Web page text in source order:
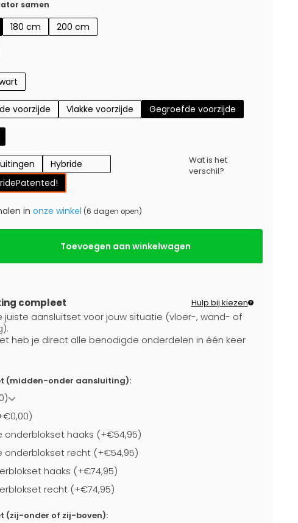
samen
180 cm 200 cm
voorzijde Vlakke voorzijde Gegroefde voorzijde
Hybride
Patented!
Wat is het
verschil?
in onze winkel (6 dagen open)
Toevoegen aan winkelwagen
compleet Hulp bij kiezen
juiste aansluitset voor jouw situatie (vloer-, wand- of
heb je direct alle benodigde onderdelen in één keer
(midden-onder aansluiting):
onderblokset haaks (+€54,95)
onderblokset recht (+€54,95)
haaks (+€74,95)
recht (+€74,95)
(zij-onder of zij-boven):